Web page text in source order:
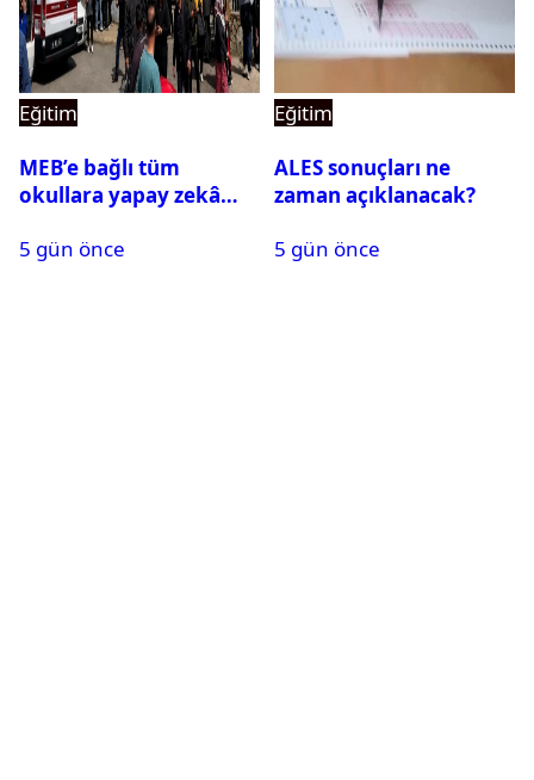
Eğitim
MEB’e bağlı tüm
okullara yapay zekâ
sistemi geliyor
5 gün önce
Eğitim
ALES sonuçları ne
zaman açıklanacak?
5 gün önce